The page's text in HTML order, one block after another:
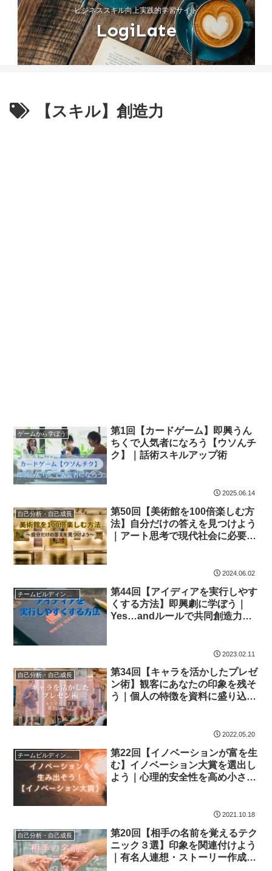
ビジネススキル向上実践的学習サイト
LogiLate
【スキル】創造力
ゲームから学ぼう
第1回【カードゲーム】即興うん
ちくで人気者になろう【ウソんチ
ク】｜話術スキルアップ術
2025.06.14
自己分析・自己成長
第50回【美術館を100倍楽しむ方
法】自分だけの答えを見つけよう
｜アート思考で現代社会に必要な
2024.06.02
チームビルディング・組織活性化
第44回【アイディアを実行しやす
くする方法】即興劇に学ぼう｜
Yes…andルールで共同創造力を
2023.02.11
自己分析・自己成長
第34回【キャラを活かしたプレゼ
ン術】観客にあなたの印象を残そ
う｜個人の特徴を資料に盛り込ん
2022.05.20
第22回【イノベーションが富を生
む】イノベーション大賞を選出し
よう｜心理的安全性を高め小さな
2021.10.18
自己分析・自己成長
第20回【相手の名前を覚えるテク
ニック３選】印象を関連付けよう
｜有名人連想・ストーリー作成・